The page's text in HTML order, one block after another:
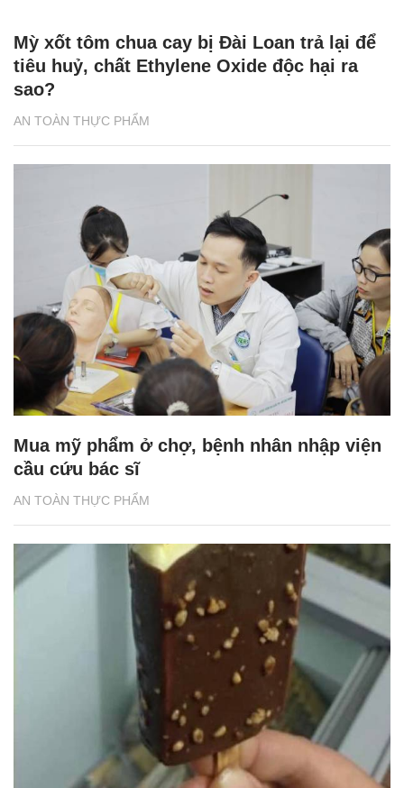
AN TOÀN THỰC PHẨM
Mỳ xốt tôm chua cay bị Đài Loan trả lại để
tiêu huỷ, chất Ethylene Oxide độc hại ra
sao?
AN TOÀN THỰC PHẨM
Mua mỹ phẩm ở chợ, bệnh nhân nhập viện
cầu cứu bác sĩ